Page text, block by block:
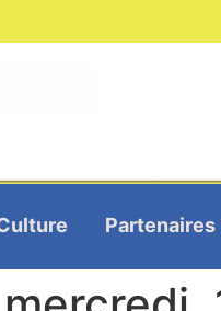
Partenaires